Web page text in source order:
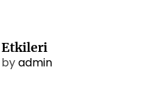
byadmin